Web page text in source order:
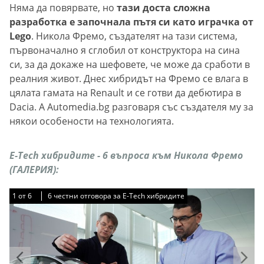
Няма да повярвате, но тази доста сложна
разработка е започнала пътя си като играчка от
Lego. Никола Фремо, създателят на тази система,
първоначално я сглобил от конструктора на сина
си, за да докаже на шефовете, че може да сработи в
реалния живот. Днес хибридът на Фремо се влага в
цялата гамата на Renault и се готви да дебютира в
Dacia. А Automedia.bg разговаря със създателя му за
някои особености на технологията.
Е-Tech хибридите - 6 въпроса към Никола Фремо
(ГАЛЕРИЯ):
1 от6 6 честни отговора за Е-Tech хибридите
1 от6 6 честни отговора за Е-Tech хибридите
1 от6 6 честни отговора за Е-Tech хибридите
1 от6 6 честни отговора за Е-Tech хибридите
1 от6 6 честни отговора за Е-Tech хибридите
1 от6 6 честни отговора за Е-Tech хибридите